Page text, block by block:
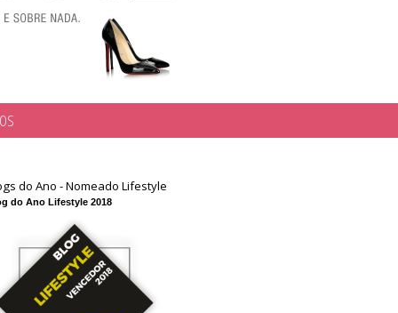
do Ano - Nomeado Lifestyle
do Ano Lifestyle 2018